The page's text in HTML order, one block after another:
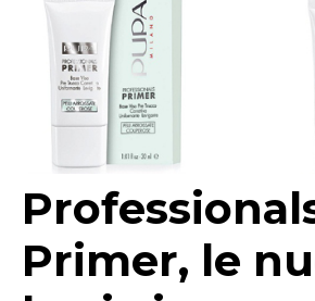
Primer, le